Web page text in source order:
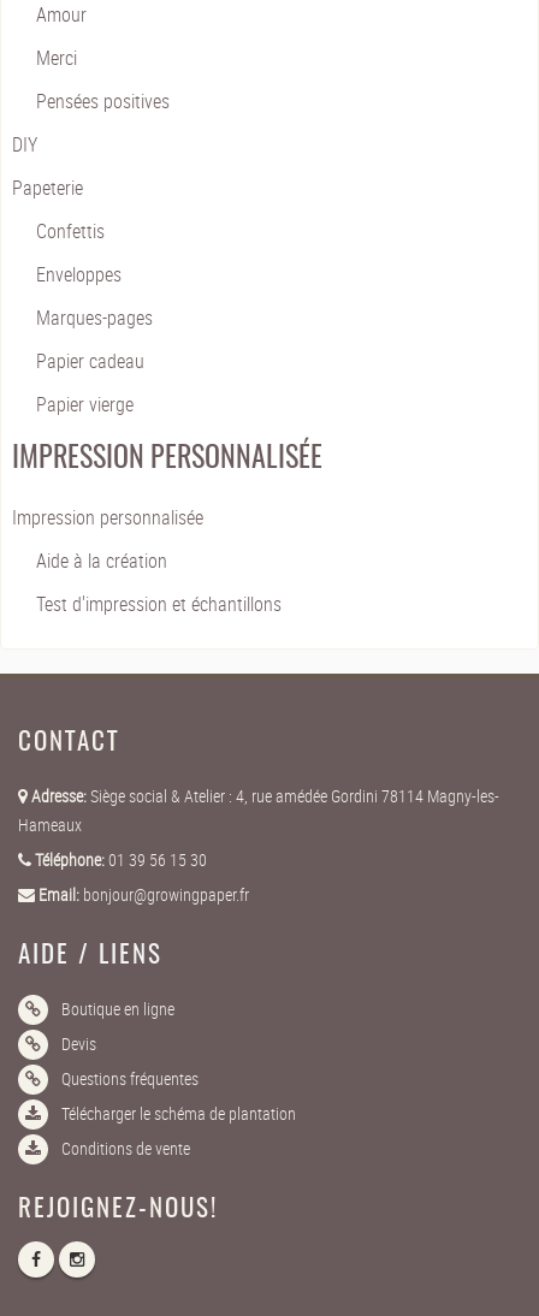
Amour
Merci
Pensées positives
DIY
Papeterie
Confettis
Enveloppes
Marques-pages
Papier cadeau
Papier vierge
IMPRESSION PERSONNALISÉE
Impression personnalisée
Aide à la création
Test d'impression et échantillons
CONTACT
Adresse:Siège social & Atelier : 4, rue amédée Gordini 78114 Magny-les-
Hameaux
Téléphone:01 39 56 15 30
Email: bonjour@growingpaper.fr
AIDE / LIENS
Boutique en ligne
Devis
Questions fréquentes
Télécharger le schéma de plantation
Conditions de vente
REJOIGNEZ-NOUS!